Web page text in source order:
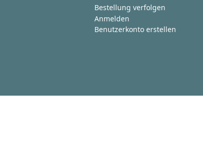
Bestellung verfolgen
Anmelden
Benutzerkonto erstellen